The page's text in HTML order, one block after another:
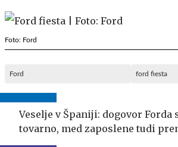
Foto: Ford
Ford ford fiesta
Veselje v Španiji: dogovor Forda
tovarno, med zaposlene tudi